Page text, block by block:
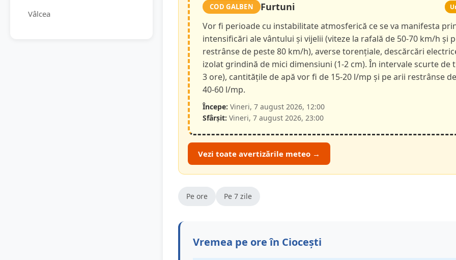
Vâlcea
COD GALBEN Furtuni
Vor fi perioade cu instabilitate atmosferică ce se va manifesta
intensificări ale vântului și vijelii (viteze la rafală de 50-70 km/h și
restrânse de peste 80 km/h), averse torențiale, descărcări
izolat grindină de mici dimensiuni (1-2 cm). În intervale scurte de
3 ore), cantitățile de apă vor fi de 15-20 l/mp și pe arii restrânse
40-60 l/mp.
Începe: Vineri, 7 august 2026, 12:00
Sfârșit: Vineri, 7 august 2026, 23:00
Vezi toate avertizările meteo →
Pe ore Pe 7 zile
Vremea pe ore în Ciocești